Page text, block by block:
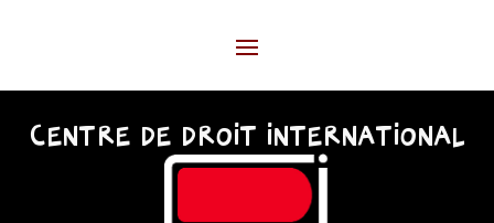
CENTRE DE DROIT INTERNATIONAL